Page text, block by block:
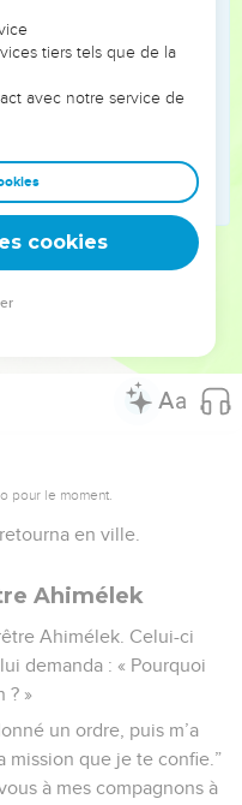
terre devant
en pleurant
en paix. Et souviens-toi
nous permette d’y
nos descendants après
autorisation. Pour vous procurer
pour le moment.
en ville.
Ahimélek
Ahimélek. Celui-ci
demanda : « Pourquoi
? »
un ordre, puis m’a
mission que je te confie.”
à mes compagnons à
tiers tels que de la
avec notre service de
cookies